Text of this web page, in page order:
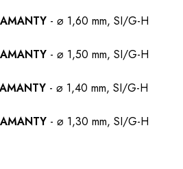
- ⌀ 1,60 mm, SI/G-H
- ⌀ 1,50 mm, SI/G-H
- ⌀ 1,40 mm, SI/G-H
- ⌀ 1,30 mm, SI/G-H